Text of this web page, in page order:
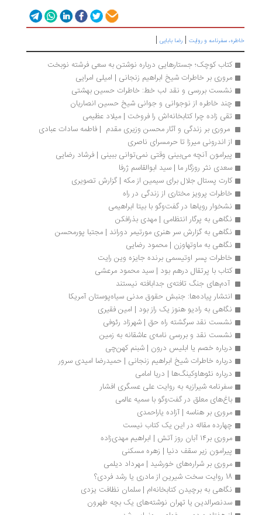
خاطره، سفرنامه‌ و روایت | رضا بابایی |
کتاب کوچک؛ جستارهایی درباره نوشتن به سعی فرشته نوبخت
مروری بر خاطرات شیخ ابراهیم زنجانی | امیلی امرایی
نشست بررسی و نقد لب خط: خاطرات حسین بهشتی
چند خاطره از نوجوانی و جوانی شیخ حسین انصاریان
تقی زاده چرا کتابخانه‌اش را فروخت | میلاد عظیمی
مروری بر زندگی و آثار محسن وزیری مقدم  | فاطمه‌ سادات عبادی
از اندرونی میرزا تا حرمسرای ناصری
پیرامون آنچه می‌بینی وقتی نمی‌توانی ببینی | فرشاد رضایی
سعدی نثر روزگار ما | سید ابوالقاسم ژرفا
کارت پستال جلال برای سیمین از مکه | گزارش تصویری
خاطرات پرویز مختاری از زندگی در راه
نشخوار رویاها در گفت‌وگو با بیتا ابراهیمی
نگاهی به پرگار انتظامی | مهدی بذرافکن
نگاهی به گزارش سر هنری مورتیمر دوراند | مجتبا پورمحسن
نگاهی به ماوتهاوزن | محمود رضایی
خاطرات پسر اوتیسمی برنده جایزه وین رایت
کتاب با پرتقال درهم بود | سید محمود مرعشی
آدم‌های جنگ تافته‌ی جدابافته نیستند
انتشار پیاده‌ها: جنبش حقوق مدنی سیاه‌پوستان آمریکا‮‬‏‫
نگاهی به رادیو هنوز یک راز بود | امین فقیری
نشست نقد سرگشته راه حق | شهرزاد رئوفی
نشست نقد و بررسی نامه‌ی عاشقانه به زمین
درباره خصم یا ابلیس درون | شبنم کهن‌چی
درباره خاطرات شیخ ابراهیم زنجانی | حمیدرضا امیدی سرور
درباره نئوهاوکینگ‌ها | دریا امامی
سفرنامه شیرازیه به روایت علی ‌عسگری افشار
باغ‌های معلق در گفت‌وگو با سمیه عالمی
مروری بر هناسه | آزاده یاراحمدی
چهارده مقاله در این یک کتاب نیست
مروری بر۱۴ آبان روز آتش | ابراهیم مهدی‌زاده
پیرامون زیر سقف دنیا | زهره مسکنی
مروری بر شراره‌های خورشید | مهرداد دیلمی
18 روایت سخت شیرین از مادری یا رشد فردی؟
نگاهی به برچیدن کتابخانه‌ام | سلمان نظافت یزدی
سدنصرالدین یا تهران نوشته‌های یک بچه طهرون